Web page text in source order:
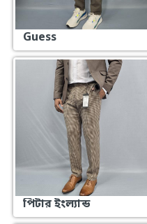
Guess
পিটার ইংল্যান্ড